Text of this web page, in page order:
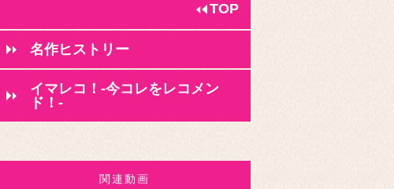
TOP
名作ヒストリー
イマレコ！-今コレをレコメン
ド！-
関連動画